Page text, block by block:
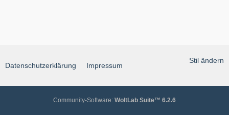
Stil ändern
Datenschutzerklärung Impressum
Community-Software: WoltLab Suite™ 6.2.6